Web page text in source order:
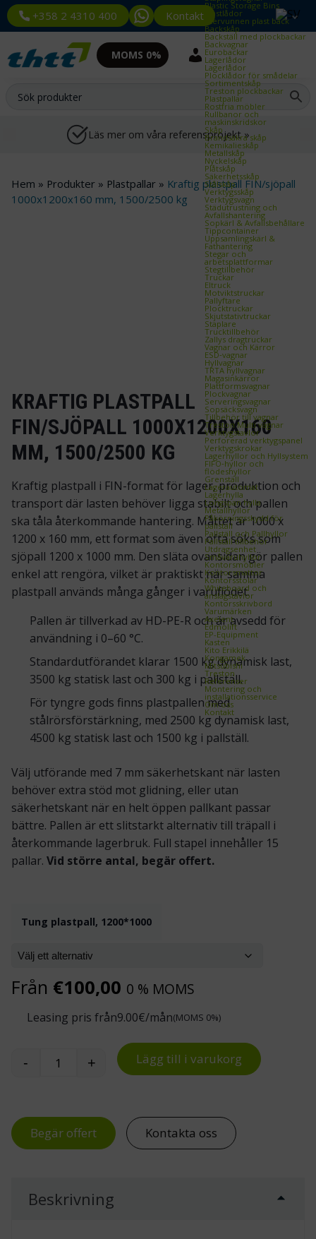
+358 2 4310 400 Kontakt
Plastic Storage Bins
Plastlådor
Återvunnen plast back
Backskåp
Backställ med plockbackar
Backvagnar
Eurobackar
Lagerlådor
Lagerlådor
Plocklådor för smådelar
Sortimentskåp
Treston plockbackar
Plastpallar
Rostfria möbler
Rullbanor och
maskinskridskor
Skåp
Brandsäkra skåp
Kemikalieskåp
Metallskåp
Nyckelskåp
Plåtskåp
Säkerhetsskåp
Stålskåp
Verktygsskåp
Verktygsvagn
Städutrustning och
Avfallshantering
Sopkärl & Avfallsbehållare
Tippcontainer
Uppsamlingskärl &
Fathantering
Stegar och
arbetsplattformar
Stegtillbehör
Truckar
Eltruck
Motviktstruckar
Pallyftare
Plocktruckar
Skjutstativtruckar
Staplare
Trucktillbehör
Zallys dragtruckar
Vagnar och Kärror
ESD‑vagnar
Hyllvagnar
TRTA hyllvagnar
Magasinkärror
Plattformsvagnar
Plockvagnar
Serveringsvagnar
Sopsäcksvagn
Tillbehör till vagnar
Treston Multi vagnar
Verktygstavlor
Perforerad verktygspanel
Verktygskrokar
Lagerhyllor och Hyllsystem
FIFO‑hyllor och
flödeshyllor
Grenställ
Lagerautomat
Lagerhylla
Longspan hylla
Metallhyllor
Påkörningsskydd för
pallställ
Pallställ och Pallhyllor
Pallställ tillbehör
Utdragsenhet
Småvaruhyllor
Kontorsmöbler
Kontorsmattor
Kontorsstolar
Whiteboard och
anslagstavlor
Kontorsskrivbord
Varumärken
Axelent
Edmolift
EP-Equipment
Kasten
Kito Erikkilä
Kongamek
Mitsubishi
Treston
Referenser
Montering och
installationsservice
Om oss
Kontakt
MOMS 0%
Läs mer om våra referensprojekt »
Hem » Produkter » Plastpallar » Kraftig plastpall FIN/sjöpall
1000x1200x160 mm, 1500/2500 kg
KRAFTIG PLASTPALL
FIN/SJÖPALL 1000X1200X160
MM, 1500/2500 KG
Kraftig plastpall i FIN-format för lager, produktion och
transport där lasten behöver ligga stabilt och pallen
ska tåla återkommande hantering. Måttet är 1000 x
1200 x 160 mm, ett format som även ofta söks som
sjöpall 1200 x 1000 mm. Den släta ovansidan gör pallen
enkel att rengöra, vilket är praktiskt när samma
plastpall används många gånger i varuflödet.
Pallen är tillverkad av HD-PE-R och är avsedd för
användning i 0–60 °C.
Standardutförandet klarar 1500 kg dynamisk last,
3500 kg statisk last och 300 kg i pallställ.
För tyngre gods finns plastpallen med
stålrörsförstärkning, med 2500 kg dynamisk last,
4500 kg statisk last och 1500 kg i pallställ.
Välj utförande med 7 mm säkerhetskant när lasten
behöver extra stöd mot glidning, eller utan
säkerhetskant när en helt öppen pallkant passar
bättre. Pallen är ett slitstarkt alternativ till träpall i
återkommande lagerbruk. Full stapel innehåller 15
pallar. Vid större antal, begär offert.
Tung plastpall, 1200*1000
Från €100,00 0 % MOMS
Leasing pris från9.00€/mån(MOMS 0%)
Kraftig plastpall FIN/sjöpall 1000x1200x160
- + Lägg till i varukorg
Begär offert Kontakta oss
Beskrivning